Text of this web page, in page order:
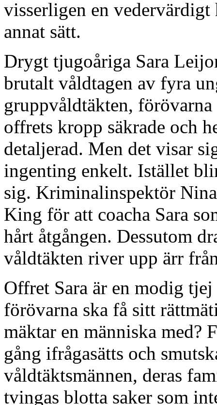
visserligen en
annat sätt.
Drygt tjugoåriga Sara
brutalt våldtagen av fyra
gruppvåldtäkten,
offrets kropp säkrade och
detaljerad. Men det visar
ingenting enkelt. Istället
sig. Kriminalinspektör
King för att coacha Sara
hårt åtgången. Dessutom
våldtäkten river upp ärr
Offret Sara är en modig
förövarna ska få sitt
mäktar en människa med?
gång ifrågasätts och
våldtäktsmännen, deras
tvingas blotta saker som